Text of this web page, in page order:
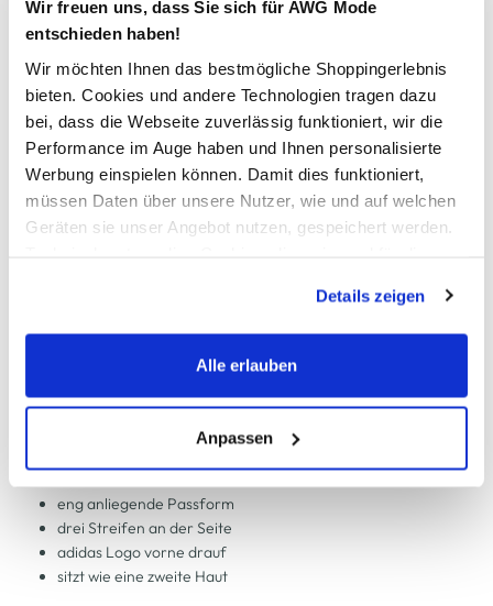
Wir freuen uns, dass Sie sich für AWG Mode
entschieden haben!
Wir möchten Ihnen das bestmögliche Shoppingerlebnis
bieten. Cookies und andere Technologien tragen dazu
bei, dass die Webseite zuverlässig funktioniert, wir die
Performance im Auge haben und Ihnen personalisierte
Werbung einspielen können. Damit dies funktioniert,
müssen Daten über unsere Nutzer, wie und auf welchen
Geräten sie unser Angebot nutzen, gespeichert werden.
werden, werden bei der Nutzung der Webseite auf jeden
Fall gesetzt. Cookies von Drittanbietern für Analyse- oder
Trackingzwecke werden nur dann aktiviert, wenn Sie das
erlauben" bzw. "Alle erlauben" klicken. Mehr dazu
(einschließlich der Möglichkeit, die Einwilligungserklärung
zu ändern oder zu widerrufen) erfahren Sie in unserem
Cookie-Hinweisbzw. derDatenschutzerklärung.
Details zeigen
Alle erlauben
Anpassen
In den Warenkorb
Schneller DHL Versand: in 1–3 Werktagen
Kostenfreie Rücksendung innerhalb 14 Tage
Kostenlose Filiallieferung in Ihre Wunschfiliale
Herren Boxershort ACTIVE FLEX COTTON TRUNK im 3er
Pack
eng anliegende Passform
drei Streifen an der Seite
adidas Logo vorne drauf
sitzt wie eine zweite Haut